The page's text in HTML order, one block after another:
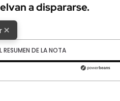
a dispararse.
×
RESUMEN DE LA NOTA
transcurrido: 0 segundos